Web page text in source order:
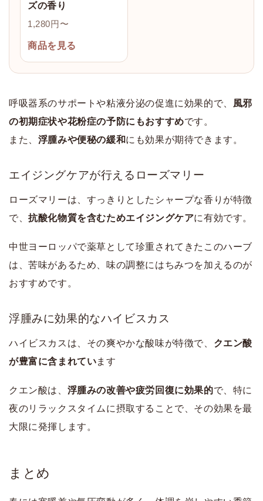
ズの香り
1,280円〜
商品を見る
呼吸器系のサポートや粘液分泌の促進に効果的で、 風邪
の初期症状や花粉症の予防にもおすすめです。
また、 浮腫みや便秘の緩和にも効果が期待できます。
エイジングケアが行えるローズマリー
ローズマリーは、すっきりとしたシャープな香りが特徴
で、抗酸化物質を含むためエイジングケアに有効です。
中世ヨーロッパで薬草として珍重されてきたこのハーブ
は、苦味があるため、味の調整にはちみつを加えるのが
おすすめです。
浮腫みに効果的なハイビスカス
ハイビスカスは、その爽やかな酸味が特徴で、 クエン酸
が豊富に含まれています
クエン酸は、 浮腫みの改善や疲労回復に効果的で、特に
夜のリラックスタイムに摂取することで、その効果を最
大限に発揮します。
まとめ